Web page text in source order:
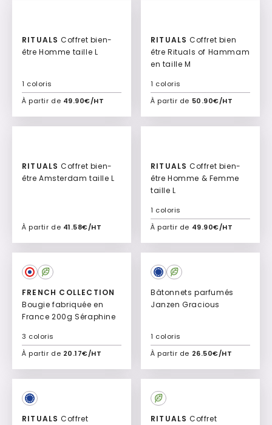
RITUALS
être Homme taille L
À partir de 49.90€/HT
1 coloris
Ajouter à mon devis
RITUALS
être Rituals of Hammam
en taille M
À partir de 50.90€/HT
1 coloris
Ajouter à mon devis
RITUALS
être Amsterdam taille L
À partir de 41.58€/HT
Ajouter à mon devis
RITUALS
être Homme & Femme
taille L
À partir de 49.90€/HT
1 coloris
Ajouter à mon devis
FRENCH COLLECTION
Bougie fabriquée en
France 200g Séraphine
À partir de 20.17€/HT
3 coloris
Ajouter à mon devis
Bâtonnets parfumés
Janzen Gracious
À partir de 26.50€/HT
1 coloris
Ajouter à mon devis
RITUALS RITUALS